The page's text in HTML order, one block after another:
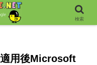
用後Microsoft
検索